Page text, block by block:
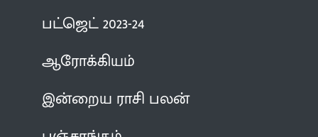
பட்ஜெட் 2023-24
ஆரோக்கியம்
இன்றைய ராசி பலன்